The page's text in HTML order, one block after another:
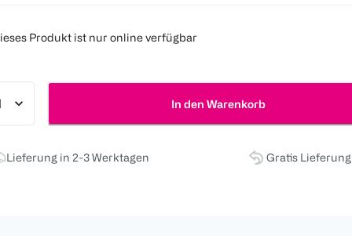
Produkt ist nur online verfügbar
In den Warenkorb
Lieferung in 2-3 Werktagen Gratis